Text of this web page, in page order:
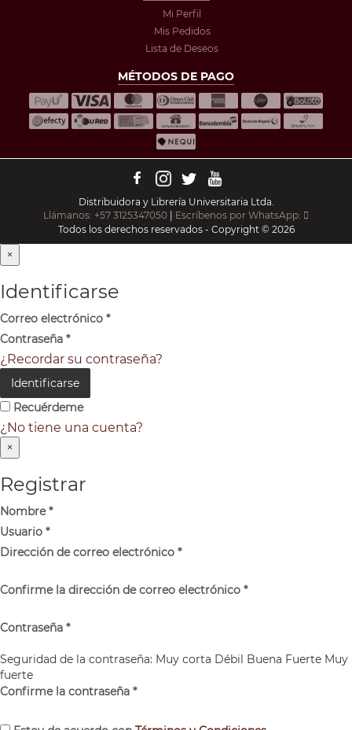
Mi Perfil
Mis Pedidos
Lista de Deseos
MÉTODOS DE PAGO
Distribuidora y Librería Universitaria Ltda.
Llámanos: +57 3125347050 | Escríbenos por WhatsApp:
Todos los derechos reservados - Copyright © 2026
×
Identificarse
Correo electrónico *
Contraseña *
¿Recordar su contraseña?
Identificarse
Recuérdeme
¿No tiene una cuenta?
×
Registrar
Nombre*
Usuario *
Dirección de correo electrónico *
Confirme la dirección de correo electrónico *
Contraseña *
Seguridad de la contraseña: Muy corta Débil Buena Fuerte Muy
fuerte
Confirme la contraseña *